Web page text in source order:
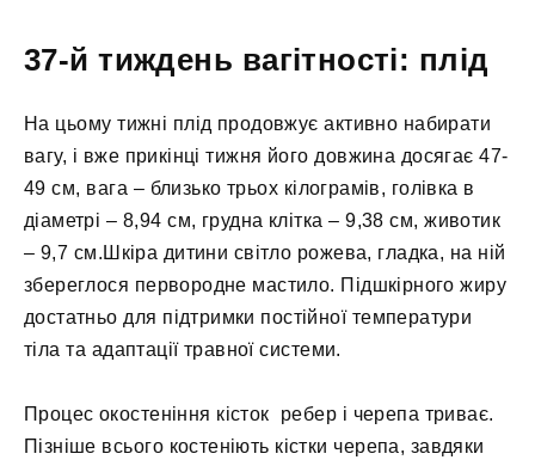
37-й тиждень вагітності: плід
На цьому тижні плід продовжує активно набирати
вагу, і вже прикінці тижня його довжина досягає 47-
49 см, вага – близько трьох кілограмів, голівка в
діаметрі – 8,94 см, грудна клітка – 9,38 см, животик
– 9,7 см.Шкіра дитини світло рожева, гладка, на ній
збереглося первородне мастило. Підшкірного жиру
достатньо для підтримки постійної температури
тіла та адаптації травної системи.
Процес окостеніння кісток ребер і черепа триває.
Пізніше всього костеніють кістки черепа, завдяки